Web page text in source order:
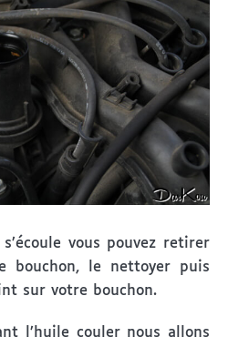
vous pouvez retirer
bouchon, le nettoyer puis
sur votre bouchon.
l’huile couler nous allons